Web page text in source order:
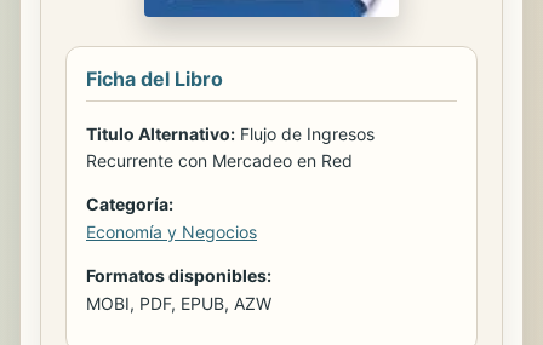
Ficha del Libro
Titulo Alternativo: Flujo de Ingresos
Recurrente con Mercadeo en Red
Categoría:
Economía y Negocios
Formatos disponibles:
MOBI, PDF, EPUB, AZW